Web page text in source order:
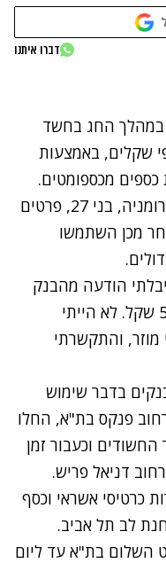
דברו איתנו
במהלך החג בחשד
שקלים, באמצעות
כספים מכספומטים.
על פי החשד, העתיקו שני תושבי רומניה, בני 27, פרטים
מכן השתמשו
הודעה מהבנק
שמשכתי מהחשבון סכום של 5,000 שקל. לא הייתי
מוזר, והתקשרתי
בדבר שימוש
פנקס בת"א, החלו
וכעבור זמן
דניאל פריש.
כרטיסי אשראי וכסף
לב תל אביב.
השלום בת"א עד ליום